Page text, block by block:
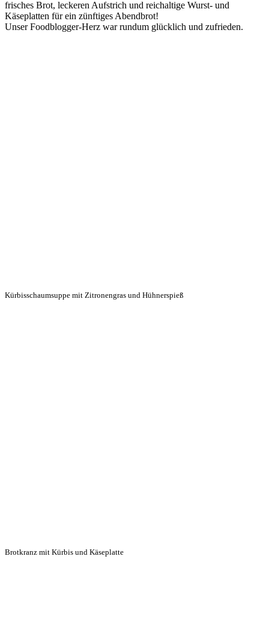
frisches Brot, leckeren Aufstrich und reichaltige Wurst- und
Käseplatten für ein zünftiges Abendbrot!
Unser Foodblogger-Herz war rundum glücklich und zufrieden.
Kürbisschaumsuppe mit Zitronengras und Hühnerspieß
Brotkranz mit Kürbis und Käseplatte